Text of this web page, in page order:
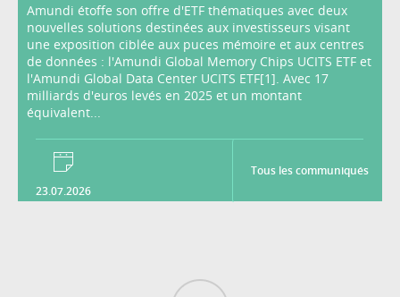
Amundi étoffe son offre d'ETF thématiques avec deux
nouvelles solutions destinées aux investisseurs visant
une exposition ciblée aux puces mémoire et aux centres
de données : l'Amundi Global Memory Chips UCITS ETF et
l'Amundi Global Data Center UCITS ETF[1]. Avec 17
milliards d'euros levés en 2025 et un montant
équivalent...
23.07.2026
Tous les communiqués